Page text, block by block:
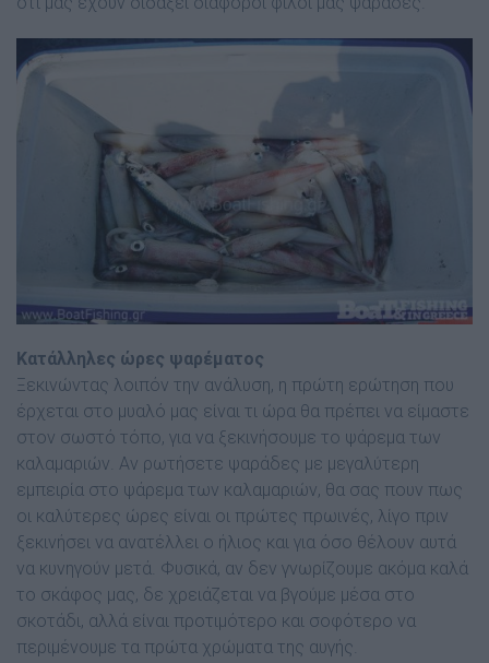
Κατάλληλες ώρες ψαρέµατος
Ξεκινώντας λοιπόν την ανάλυση, η πρώτη ερώτηση που
έρχεται στο µυαλό µας είναι τι ώρα θα πρέπει να είµαστε
στον σωστό τόπο, για να ξεκινήσουµε το ψάρεµα των
καλαµαριών. Αν ρωτήσετε ψαράδες µε µεγαλύτερη
εµπειρία στο ψάρεµα των καλαµαριών, θα σας πουν πως
οι καλύτερες ώρες είναι οι πρώτες πρωινές, λίγο πριν
ξεκινήσει να ανατέλλει ο ήλιος και για όσο θέλουν αυτά
να κυνηγούν µετά. Φυσικά, αν δεν γνωρίζουµε ακόµα καλά
το σκάφος µας, δε χρειάζεται να βγούµε µέσα στο
σκοτάδι, αλλά είναι προτιµότερο και σοφότερο να
περιµένουµε τα πρώτα χρώµατα της αυγής.